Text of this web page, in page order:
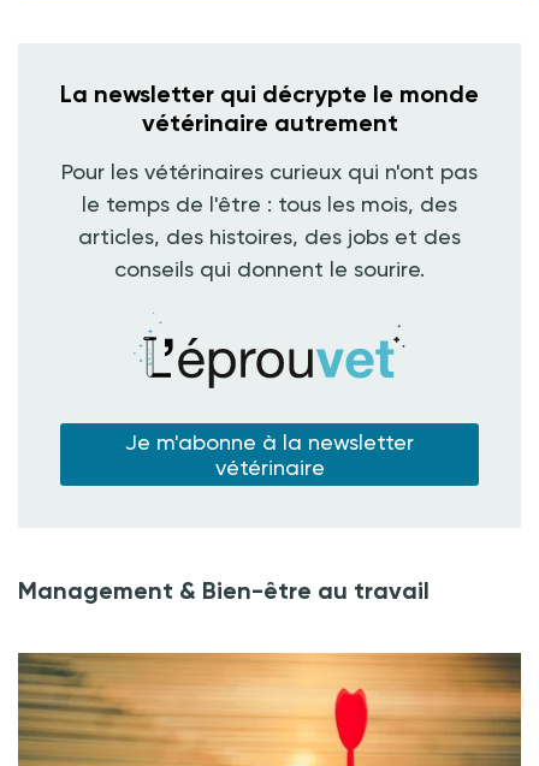
La newsletter qui décrypte le monde
vétérinaire autrement
Pour les vétérinaires curieux qui n'ont pas
le temps de l'être : tous les mois, des
articles, des histoires, des jobs et des
conseils qui donnent le sourire.
Je m'abonne à la newsletter
vétérinaire
Management & Bien-être au travail